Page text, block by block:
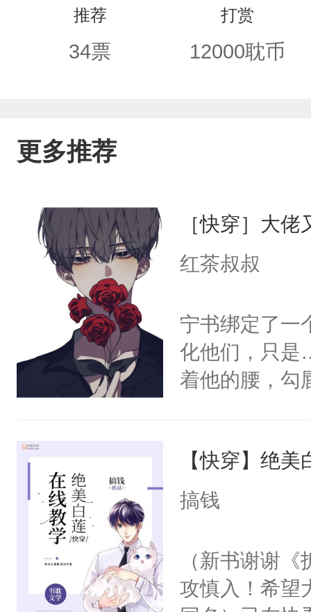
推荐
34票
打赏
12000耽币
更多推荐
［快穿］大
红茶叔叔
宁书绑定了一
化他们，只是
着他的腰，勾
来，给老公
用力——为你
【快穿】绝
搞钱
（新书谢谢
攻慎入！希望